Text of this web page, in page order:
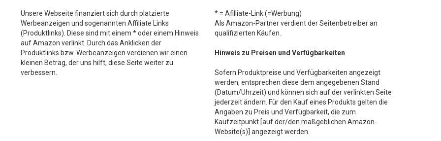
Unsere Webseite finanziert sich durch platzierte
Werbeanzeigen und sogenannten Affiliate Links
(Produktlinks). Diese sind mit einem * oder einem Hinweis
auf Amazon verlinkt. Durch das Anklicken der
Produktlinks bzw. Werbeanzeigen verdienen wir einen
kleinen Betrag, der uns hilft, diese Seite weiter zu
verbessern.
* = Afilliate-Link (=Werbung)
Als Amazon-Partner verdient der Seitenbetreiber an
qualifizierten Käufen.
Hinweis zu Preisen und Verfügbarkeiten
Sofern Produktpreise und Verfügbarkeiten angezeigt
werden, entsprechen diese dem angegebenen Stand
(Datum/Uhrzeit) und können sich auf der verlinkten Seite
jederzeit ändern. Für den Kauf eines Produkts gelten die
Angaben zu Preis und Verfügbarkeit, die zum
Kaufzeitpunkt [auf der/den maßgeblichen Amazon-
Website(s)] angezeigt werden.